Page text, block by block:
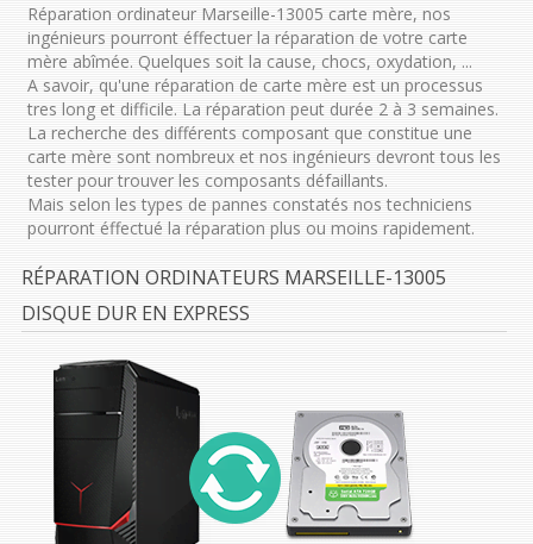
Réparation ordinateur Marseille-13005 carte mère, nos
ingénieurs pourront éffectuer la réparation de votre carte
mère abîmée. Quelques soit la cause, chocs, oxydation, ...
A savoir, qu'une réparation de carte mère est un processus
tres long et difficile. La réparation peut durée 2 à 3 semaines.
La recherche des différents composant que constitue une
carte mère sont nombreux et nos ingénieurs devront tous les
tester pour trouver les composants défaillants.
Mais selon les types de pannes constatés nos techniciens
pourront éffectué la réparation plus ou moins rapidement.
RÉPARATION ORDINATEURS MARSEILLE-13005
DISQUE DUR EN EXPRESS